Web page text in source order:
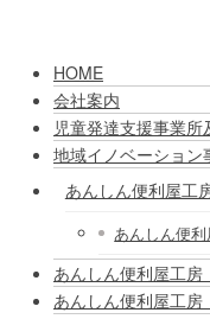
HOME
会社案内
児童発達支援事業所
地域イノベーション
あんしん便利屋工
あんしん便
あんしん便利屋工
あんしん便利屋工